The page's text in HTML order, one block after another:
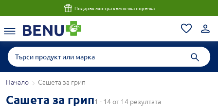
Подарък мостра към всяка поръчка
Начало Сашета за грип
Сашета за грип1 - 14 от 14 резултата